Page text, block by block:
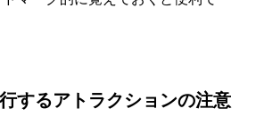
するアトラクションの注意